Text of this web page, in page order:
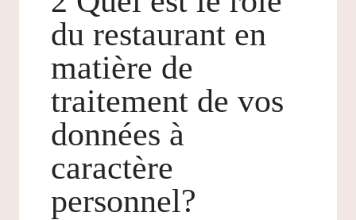
du restaurant en
matière de
traitement de vos
données à
caractère
personnel?